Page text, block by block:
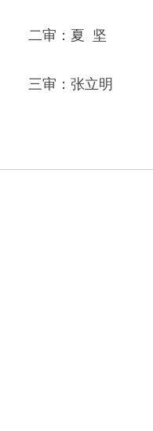
二审：夏 坚
三审：张立明